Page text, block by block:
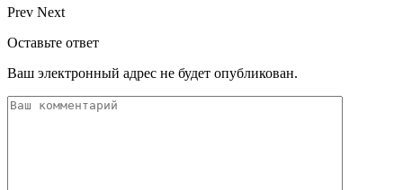
Prev Next
Оставьте ответ
Ваш электронный адрес не будет опубликован.